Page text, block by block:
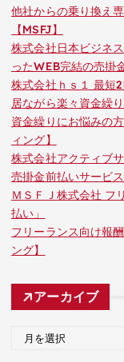
他社からの乗り換え
【MSFJ】
株式会社日本ビジネ
ったWEB完結の売掛
株式会社ｈｓ１ 最短
居ながら楽々資金繰
資金繰りにお悩みの
ィング】
株式会社アクティブ
売掛金前払いサービ
ＭＳＦＪ株式会社 フ
払い」
フリーランス向け報
ング】
アーカイブ